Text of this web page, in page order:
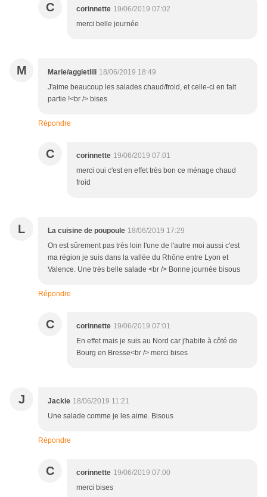
C corinnette 19/06/2019 07:02
merci belle journée
M Marie/aggietlili 18/06/2019 18:49
J'aime beaucoup les salades chaud/froid, et celle-ci en fait
partie !<br /> bises
Répondre
C corinnette 19/06/2019 07:01
merci oui c'est en effet très bon ce ménage chaud
froid
L La cuisine de poupoule 18/06/2019 17:29
On est sûrement pas très loin l'une de l'autre moi aussi c'est
ma région je suis dans la vallée du Rhône entre Lyon et
Valence. Une très belle salade <br /> Bonne journée bisous
Répondre
C corinnette 19/06/2019 07:01
En effet mais je suis au Nord car j'habite à côté de
Bourg en Bresse<br /> merci bises
J Jackie 18/06/2019 11:21
Une salade comme je les aime. Bisous
Répondre
C corinnette 19/06/2019 07:00
merci bises